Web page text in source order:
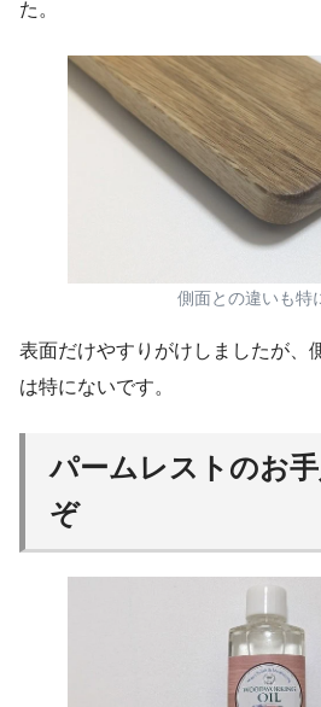
た。
側面との違いも特
表面だけやすりがけしましたが、
は特にないです。
パームレストのお
ぞ